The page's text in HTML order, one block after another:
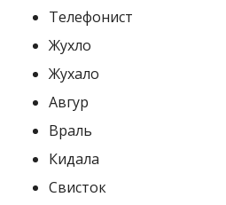
Телефонист
Жухло
Жухало
Авгур
Враль
Кидала
Свисток